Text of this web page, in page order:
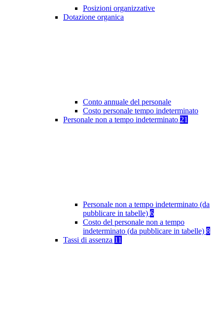
Posizioni organizzative
Dotazione organica
Conto annuale del personale
Costo personale tempo indeterminato
Personale non a tempo indeterminato 21
Personale non a tempo indeterminato (da
pubblicare in tabelle) 6
Costo del personale non a tempo
indeterminato (da pubblicare in tabelle) 8
Tassi di assenza 11